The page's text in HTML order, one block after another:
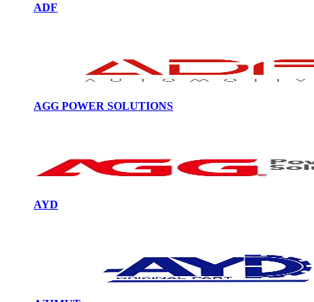
ADF
AGG POWER SOLUTIONS
AYD